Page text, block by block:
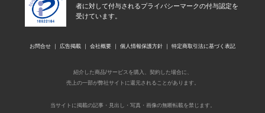
者に対して付与されるプライバシーマークの付与認定を
受けています。
お問合せ 広告掲載 会社概要 個人情報保護方針 特定商取引法に基づく表記
紹介した商品/サービスを購入、契約した場合に、
売上の一部が弊社サイトに還元されることがあります。
当サイトに掲載の記事・見出し・写真・画像の無断転載を禁じます。